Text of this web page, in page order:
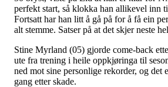
perfekt start, så klokka han allikevel inn
Fortsatt har han litt å gå på for å få ein
alt stemme. Satser på at det skjer neste
Stine Myrland (05) gjorde come-back
ute fra trening i heile oppkjøringa til
ned mot sine personlige rekorder, og det
gang etter skade.